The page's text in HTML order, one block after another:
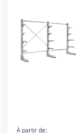
À partir de